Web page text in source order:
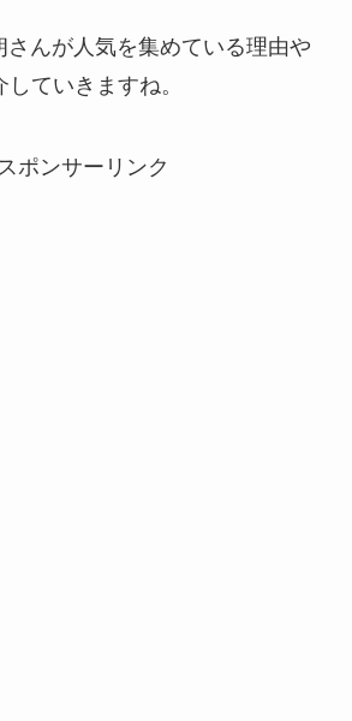
さんが人気を集めている理由や
ていきますね。
スポンサーリンク